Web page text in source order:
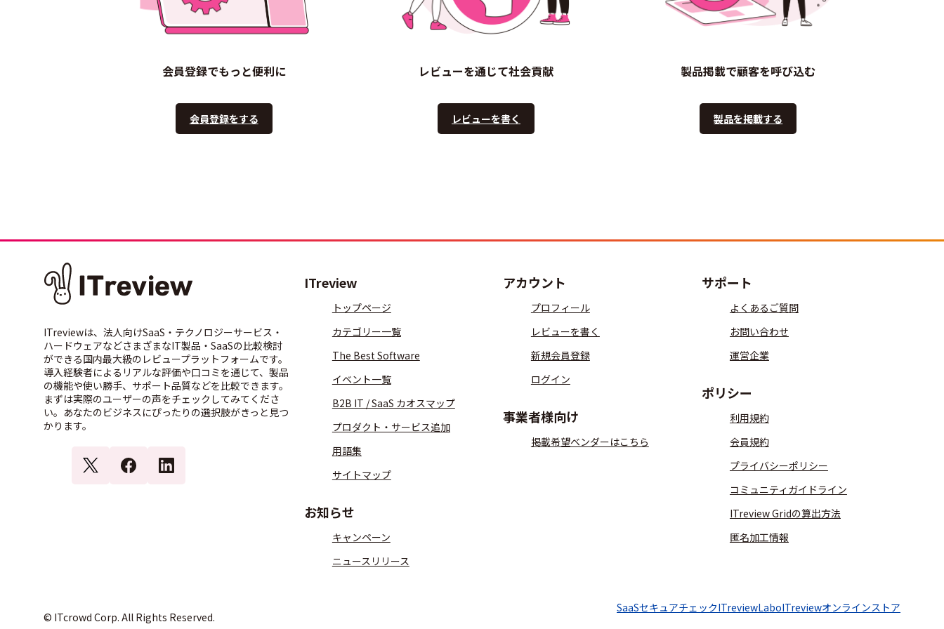
会員登録でもっと便利に
会員登録をする
レビューを通じて社会貢献
レビューを書く
製品掲載で顧客を呼び込む
製品を掲載する
ITreviewは、法人向けSaaS・テクノロジーサービス・
ハードウェアなどさまざまなIT製品・SaaSの比較検討
ができる国内最大級のレビュープラットフォームです。
導入経験者によるリアルな評価や口コミを通じて、製品
の機能や使い勝手、サポート品質などを比較できます。
まずは実際のユーザーの声をチェックしてみてくださ
い。あなたのビジネスにぴったりの選択肢がきっと見つ
かります。
ITreview
トップページ
カテゴリー一覧
The Best Software
イベント一覧
B2B IT / SaaS カオスマップ
プロダクト・サービス追加
用語集
サイトマップ
お知らせ
キャンペーン
ニュースリリース
アカウント
プロフィール
レビューを書く
新規会員登録
ログイン
事業者様向け
掲載希望ベンダーはこちら
サポート
よくあるご質問
お問い合わせ
運営企業
ポリシー
利用規約
会員規約
プライバシーポリシー
コミュニティガイドライン
ITreview Gridの算出方法
匿名加工情報
© ITcrowd Corp. All Rights Reserved.
SaaSセキュアチェックITreviewLaboITreviewオンラインストア